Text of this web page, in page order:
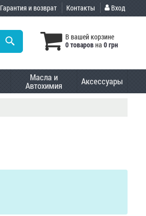
Гарантия и возврат Контакты Вход
В вашей корзине
0 товаровна 0 грн
Масла и
Автохимия Аксессуары